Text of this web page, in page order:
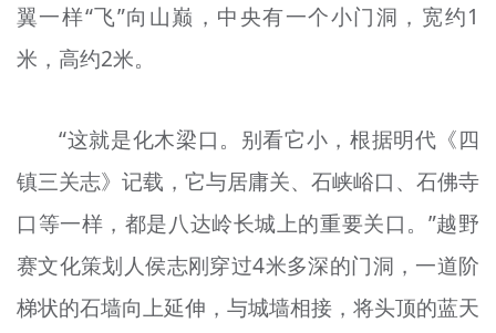
翼一样“飞”向山巅，中央有一个小门洞，宽约1
米，高约2米。
“这就是化木梁口。别看它小，根据明代《四
镇三关志》记载，它与居庸关、石峡峪口、石佛寺
口等一样，都是八达岭长城上的重要关口。”越野
赛文化策划人侯志刚穿过4米多深的门洞，一道阶
梯状的石墙向上延伸，与城墙相接，将头顶的蓝天